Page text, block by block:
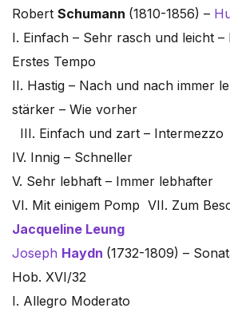
Robert Schumann (1810-1856) –
I. Einfach – Sehr rasch und leicht
Erstes Tempo
II. Hastig – Nach und nach immer
stärker – Wie vorher
III. Einfach und zart – Intermezzo
IV. Innig – Schneller
V. Sehr lebhaft – Immer lebhafter
VI. Mit einigem Pomp VII. Zum
Jacqueline Leung
Joseph Haydn (1732-1809) –
Hob. XVI/32
I. Allegro Moderato